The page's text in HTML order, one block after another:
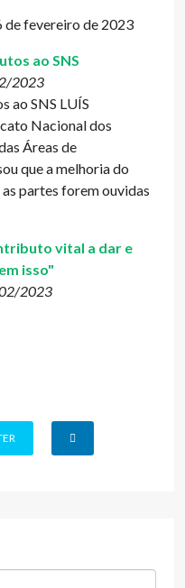
fevereiro de 2023
ao SNS
2023
ao SNS LUÍS
Nacional dos
Áreas de
que a melhoria do
partes forem ouvidas
vital a dar e
isso"
2023
DA GREVE DE 25 DE